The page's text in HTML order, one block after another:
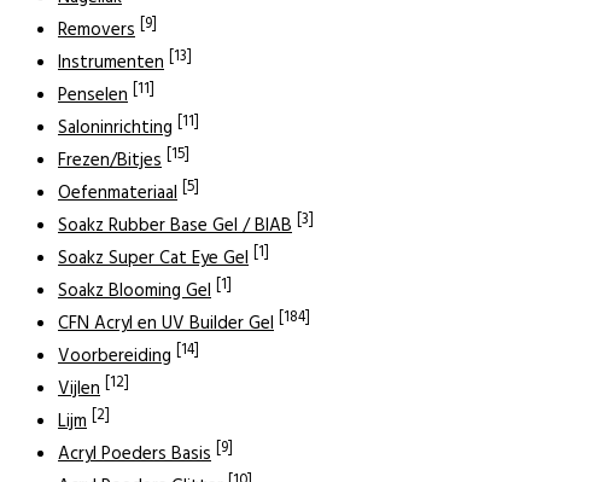
Removers [9]
Instrumenten [13]
Penselen [11]
Saloninrichting [11]
Frezen/Bitjes [15]
Oefenmateriaal [5]
Soakz Rubber Base Gel / BIAB [3]
Soakz Super Cat Eye Gel [1]
Soakz Blooming Gel [1]
CFN Acryl en UV Builder Gel [184]
Voorbereiding [14]
Vijlen [12]
Lijm [2]
Acryl Poeders Basis [9]